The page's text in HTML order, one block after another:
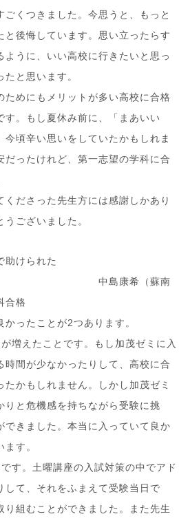
ごくつきました。今思うと、もっと
と後悔しています。思い立ったらす
ように、いい高校に行きたいと思っ
と思います。
ためにもメリットが多い高校に合格
す。もし夏休み前に、「まあいい
今頃辛い思いをしていたかもしれま
だったけれど、第一志望の学科に合
くださった先生方には感謝しかあり
ございました。
助けられた
希（蘇南
合格
ったことが2つあります。
増えたことです。もし加茂ゼミに入
時間が少なかったりして、高校に合
かもしれません。しかし加茂ゼミ
りと危機感を持ちながら受験に挑
できました。本当に入っていて良か
す。
す。土曜講座の入試対策の中でアド
して、それをふまえて受験当日で
り組むことができました。また先生